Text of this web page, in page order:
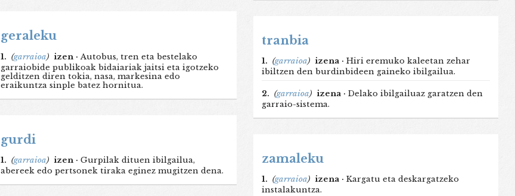
geraleku
1. (garraioa) izen · Autobus, tren eta bestelako
garraiobide publikoak bidaiariak jaitsi eta igotzeko
gelditzen diren tokia, nasa, markesina edo
eraikuntza sinple batez hornitua.
gurdi
1. (garraioa) izen · Gurpilak dituen ibilgailua,
abereek edo pertsonek tiraka eginez mugitzen dena.
tranbia
1. (garraioa) izena · Hiri eremuko kaleetan zehar
ibiltzen den burdinbideen gaineko ibilgailua.
2. (garraioa) izena · Delako ibilgailuaz garatzen den
garraio-sistema.
zamaleku
1. (garraioa) izena · Kargatu eta deskargatzeko
instalakuntza.